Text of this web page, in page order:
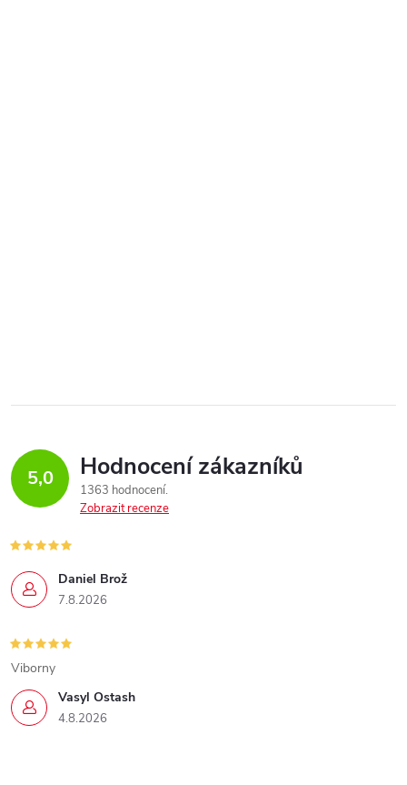
5,0 Hodnocení zákazníků
1363 hodnocení
Zobrazit recenze
Daniel Brož
7.8.2026
Vasyl Ostash
4.8.2026
Viborny